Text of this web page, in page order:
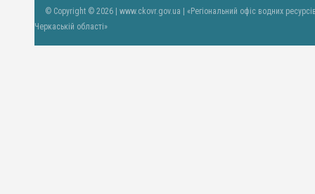
© Copyright © 2026 | www.ckovr.gov.ua | «Регіональний офіс водних
Черкаській області»